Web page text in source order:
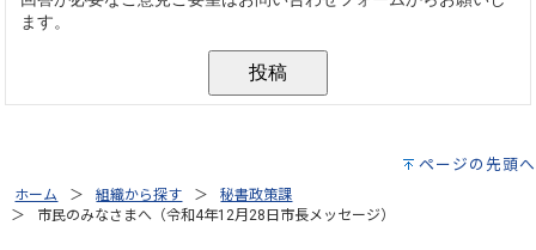
ページの先頭へ
ホーム 組織から探す
秘書政策課
市民のみなさまへ（令和4年12月28日市長メッセージ）